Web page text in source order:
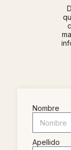
Nombre
Apellido